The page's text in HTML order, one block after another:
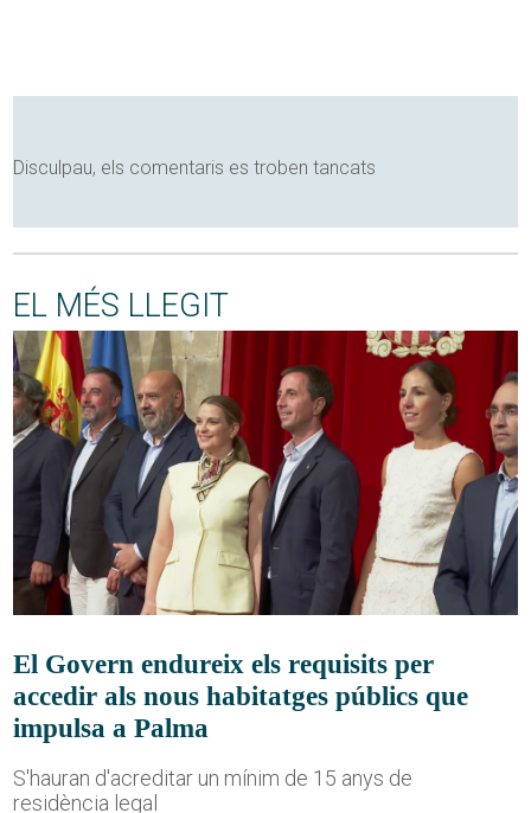
Disculpau, els comentaris es troben tancats
EL MÉS LLEGIT
El Govern endureix els requisits per
accedir als nous habitatges públics que
impulsa a Palma
S'hauran d'acreditar un mínim de 15 anys de
residència legal